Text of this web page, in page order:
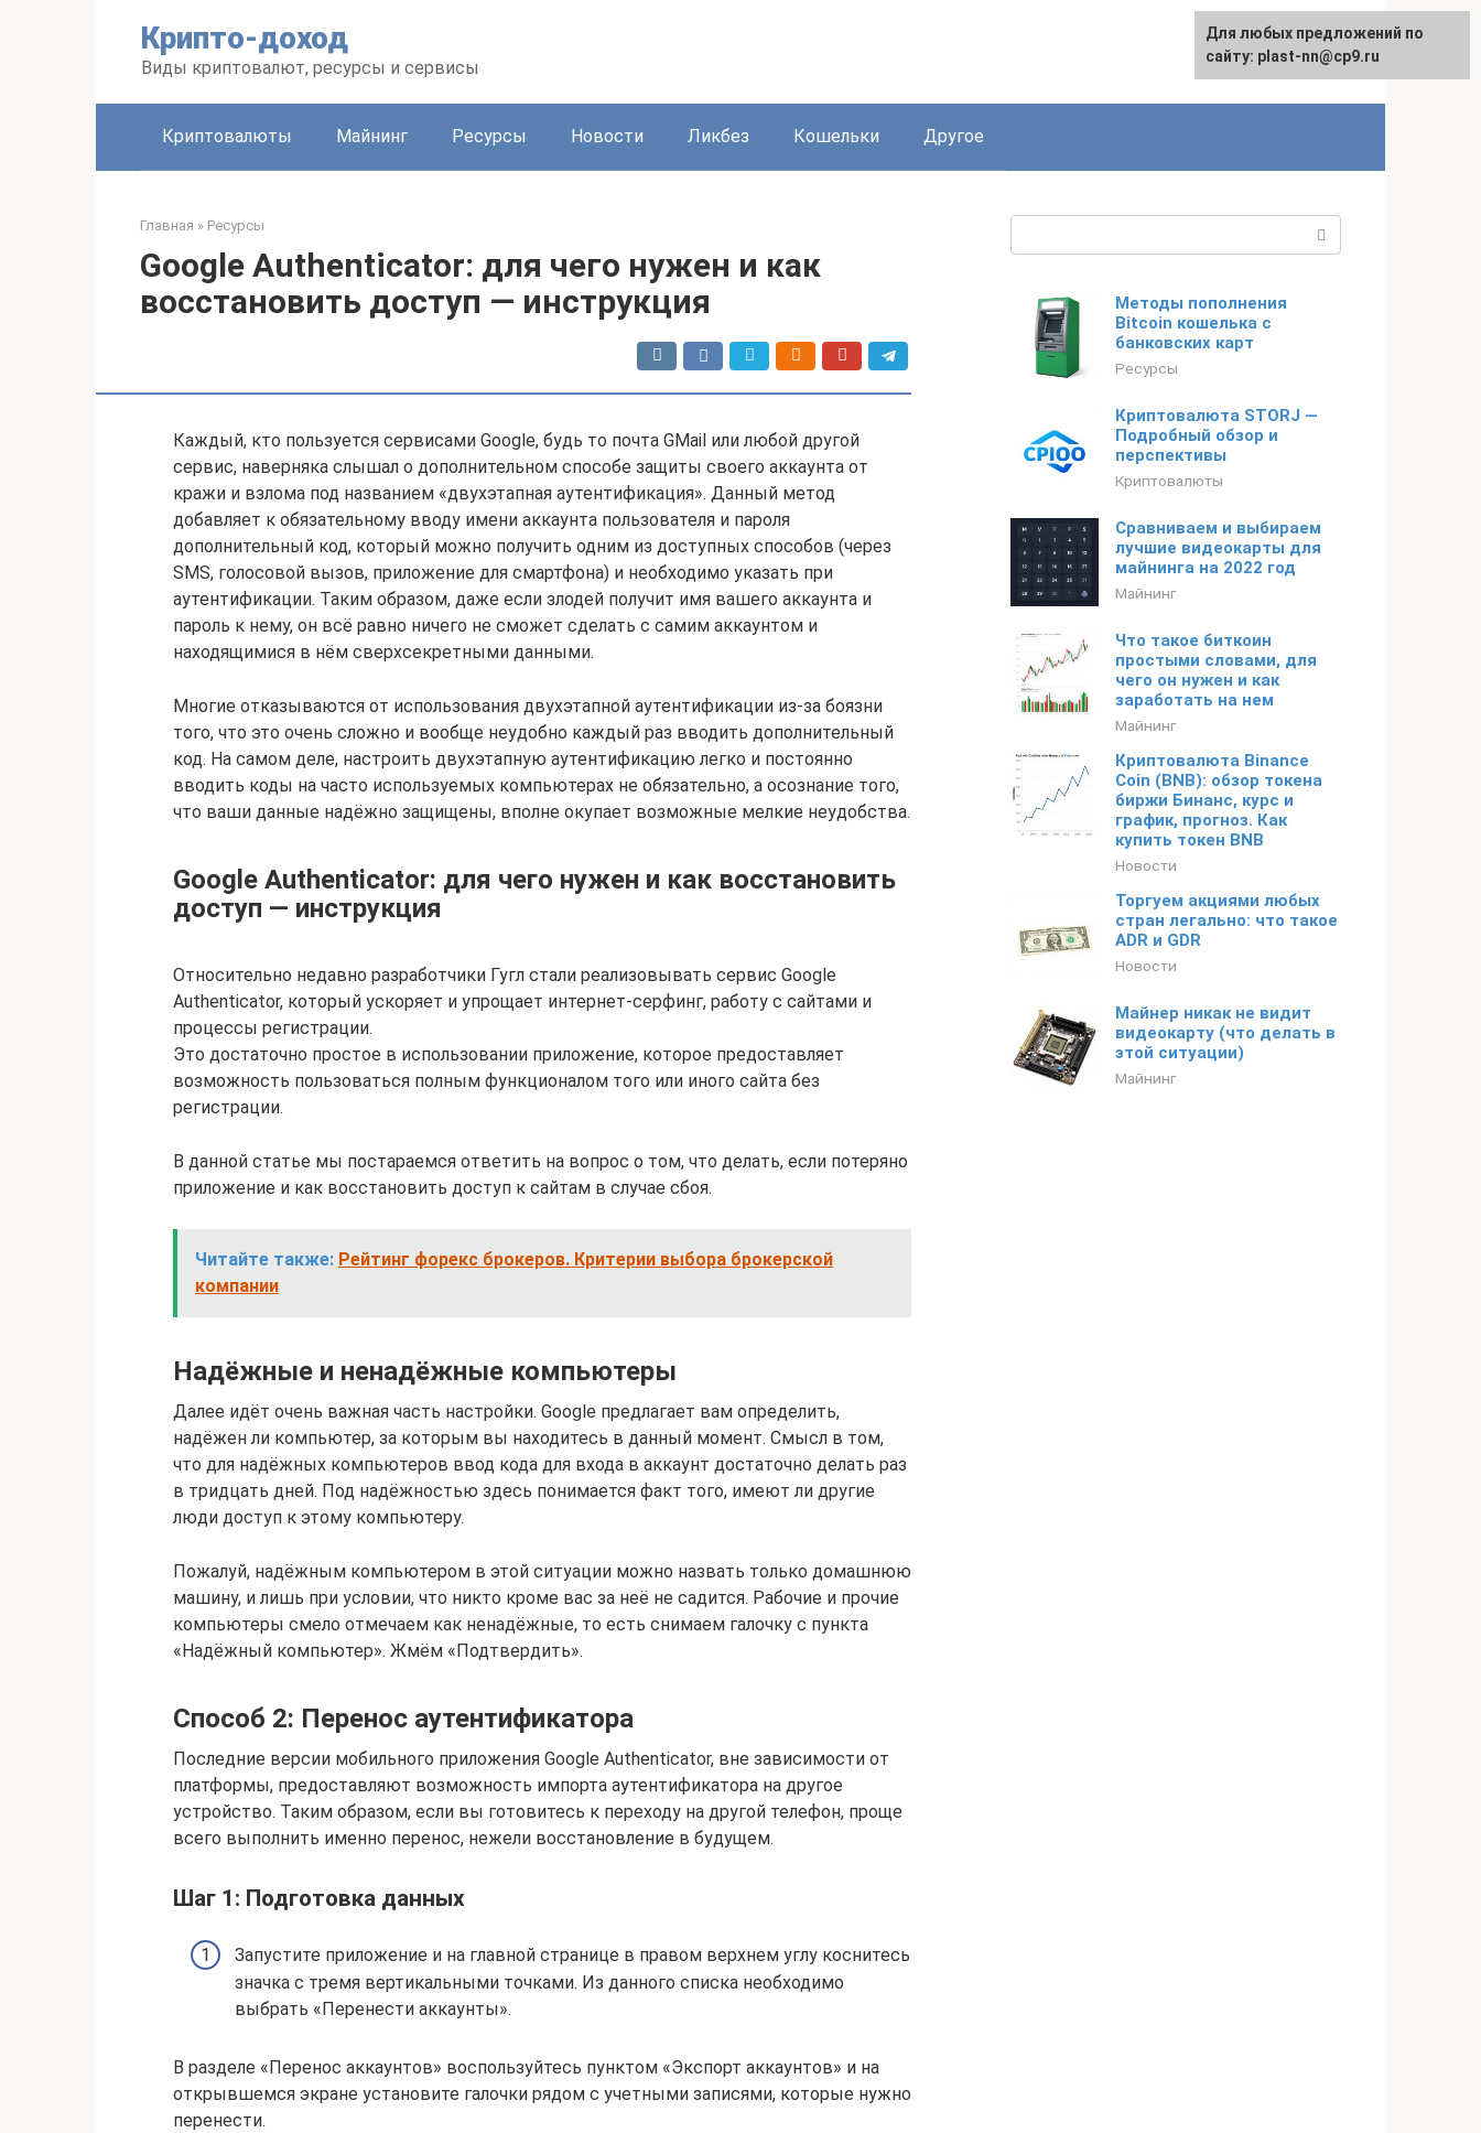
Крипто-доход
Виды криптовалют, ресурсы и сервисы
Криптовалюты Майнинг Ресурсы Новости Ликбез Кошельки Другое
Главная » Ресурсы
Google Authenticator: для чего нужен и как
восстановить доступ — инструкция
Каждый, кто пользуется сервисами Google, будь то почта GMail или любой другой
сервис, наверняка слышал о дополнительном способе защиты своего аккаунта от
кражи и взлома под названием «двухэтапная аутентификация». Данный метод
добавляет к обязательному вводу имени аккаунта пользователя и пароля
дополнительный код, который можно получить одним из доступных способов (через
SMS, голосовой вызов, приложение для смартфона) и необходимо указать при
аутентификации. Таким образом, даже если злодей получит имя вашего аккаунта и
пароль к нему, он всё равно ничего не сможет сделать с самим аккаунтом и
находящимися в нём сверхсекретными данными.
Многие отказываются от использования двухэтапной аутентификации из-за боязни
того, что это очень сложно и вообще неудобно каждый раз вводить дополнительный
код. На самом деле, настроить двухэтапную аутентификацию легко и постоянно
вводить коды на часто используемых компьютерах не обязательно, а осознание того,
что ваши данные надёжно защищены, вполне окупает возможные мелкие неудобства.
Google Authenticator: для чего нужен и как восстановить
доступ — инструкция
Относительно недавно разработчики Гугл стали реализовывать сервис Google
Authenticator, который ускоряет и упрощает интернет-серфинг, работу с сайтами и
процессы регистрации.
Это достаточно простое в использовании приложение, которое предоставляет
возможность пользоваться полным функционалом того или иного сайта без
регистрации.
В данной статье мы постараемся ответить на вопрос о том, что делать, если потеряно
приложение и как восстановить доступ к сайтам в случае сбоя.
Читайте также: Рейтинг форекс брокеров. Критерии выбора брокерской
компании
Надёжные и ненадёжные компьютеры
Далее идёт очень важная часть настройки. Google предлагает вам определить,
надёжен ли компьютер, за которым вы находитесь в данный момент. Смысл в том,
что для надёжных компьютеров ввод кода для входа в аккаунт достаточно делать раз
в тридцать дней. Под надёжностью здесь понимается факт того, имеют ли другие
люди доступ к этому компьютеру.
Пожалуй, надёжным компьютером в этой ситуации можно назвать только домашнюю
машину, и лишь при условии, что никто кроме вас за неё не садится. Рабочие и прочие
компьютеры смело отмечаем как ненадёжные, то есть снимаем галочку с пункта
«Надёжный компьютер». Жмём «Подтвердить».
Способ 2: Перенос аутентификатора
Последние версии мобильного приложения Google Authenticator, вне зависимости от
платформы, предоставляют возможность импорта аутентификатора на другое
устройство. Таким образом, если вы готовитесь к переходу на другой телефон, проще
всего выполнить именно перенос, нежели восстановление в будущем.
Шаг 1: Подготовка данных
Запустите приложение и на главной странице в правом верхнем углу коснитесь
значка с тремя вертикальными точками. Из данного списка необходимо
выбрать «Перенести аккаунты».
В разделе «Перенос аккаунтов» воспользуйтесь пунктом «Экспорт аккаунтов» и на
открывшемся экране установите галочки рядом с учетными записями, которые нужно
перенести.
Методы пополнения
Bitcoin кошелька с
банковских карт
Ресурсы
Криптовалюта STORJ —
Подробный обзор и
перспективы
Криптовалюты
Сравниваем и выбираем
лучшие видеокарты для
майнинга на 2022 год
Майнинг
Что такое биткоин
простыми словами, для
чего он нужен и как
заработать на нем
Майнинг
Криптовалюта Binance
Coin (BNB): обзор токена
биржи Бинанс, курс и
график, прогноз. Как
купить токен BNB
Новости
Торгуем акциями любых
стран легально: что такое
ADR и GDR
Новости
Майнер никак не видит
видеокарту (что делать в
этой ситуации)
Майнинг
Для любых предложений по
сайту: plast-nn@cp9.ru